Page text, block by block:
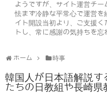
ようですが、サイト運営チ
怯まず冷静な平常心で運営
イト開設当初より、ご支援
トし、常に感謝の気持ちを忘
ホーム 時事
韓国人が日本語解説す
たちの日教組や長崎県